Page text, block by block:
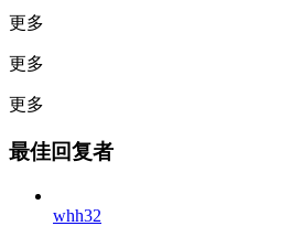
更多
更多
更多
最佳回复者
whh32